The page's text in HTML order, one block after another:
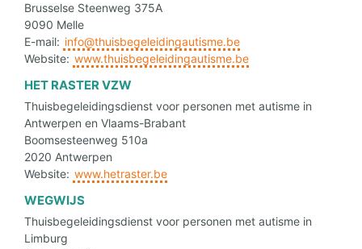
Brusselse Steenweg 375A
9090 Melle
E-mail: info@thuisbegeleidingautisme.be
Website: www.thuisbegeleidingautisme.be
HET RASTER VZW
Thuisbegeleidingsdienst voor personen met autisme in
Antwerpen en Vlaams-Brabant
Boomsesteenweg 510a
2020 Antwerpen
Website: www.hetraster.be
WEGWIJS
Thuisbegeleidingsdienst voor personen met autisme in
Limburg